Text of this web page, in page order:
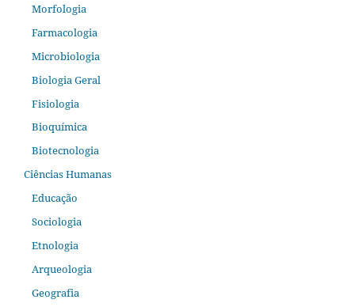
Morfologia
Farmacologia
Microbiologia
Biologia Geral
Fisiologia
Bioquímica
Biotecnologia
Ciências Humanas
Educação
Sociologia
Etnologia
Arqueologia
Geografia